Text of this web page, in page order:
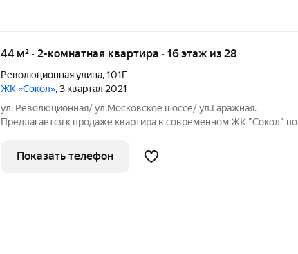
44 м² · 2-комнатная квартира · 16 этаж из 28
Революционная улица,101Г
ЖК «Сокол», 3 квартал 2021
ул. Революционная/ ул.Московское шоссе/ ул.Гаражная.
Предлагается к продаже квартира в современном ЖК "Сокол" по
дизайнерский ремонт из дорогостоящих материалов, всё
продуманно до мелочей.
Показать телефон